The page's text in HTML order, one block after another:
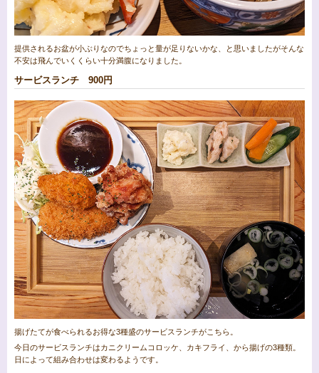
提供されるお盆が小ぶりなのでちょっと量が足りないかな、と思いましたがそんな
不安は飛んでいくくらい十分満腹になりました。
サービスランチ 900円
揚げたてが食べられるお得な3種盛のサービスランチがこちら。
今日のサービスランチはカニクリームコロッケ、カキフライ、から揚げの3種類。
日によって組み合わせは変わるようです。